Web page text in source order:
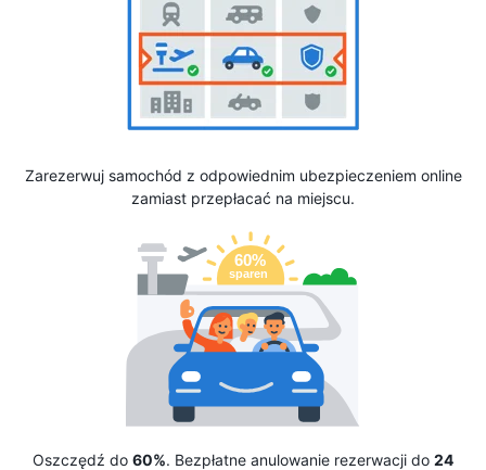
Zarezerwuj samochód z odpowiednim ubezpieczeniem online
zamiast przepłacać na miejscu.
Oszczędź do 60%. Bezpłatne anulowanie rezerwacji do 24